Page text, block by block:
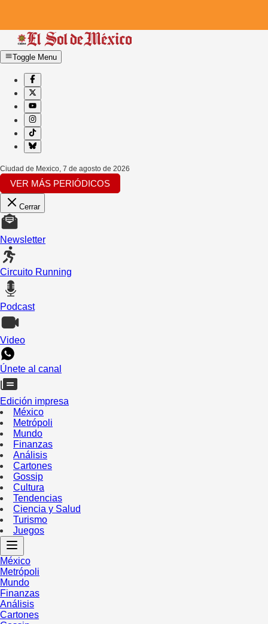
Toggle Menu
Ciudad de Mexico, 7 de agosto de 2026
VER MÁS PERIÓDICOS
Cerrar
Newsletter
Circuito Running
Podcast
Video
Únete al canal
Edición impresa
México
Metrópoli
Mundo
Finanzas
Análisis
Cartones
Gossip
Cultura
Tendencias
Ciencia y Salud
Turismo
Juegos
México
Metrópoli
Mundo
Finanzas
Análisis
Cartones